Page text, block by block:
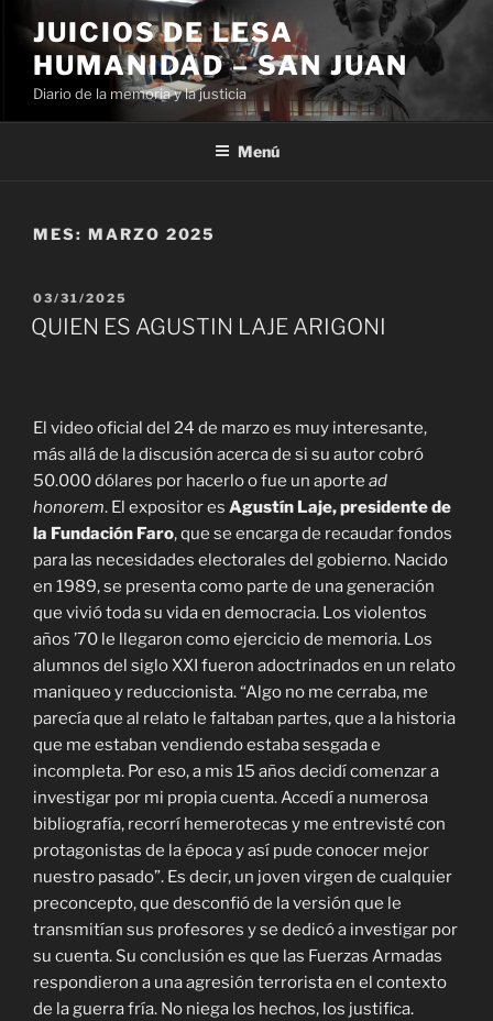
contenido
JUICIOS DE LESA
HUMANIDAD – SAN JUAN
Diario de la memoria y la justicia
Menú
MES: MARZO 2025
PUBLICADO
EL
03/31/2025
QUIEN ES AGUSTIN LAJE ARIGONI
El video oficial del 24 de marzo es muy interesante,
más allá de la discusión acerca de si su autor cobró
50.000 dólares por hacerlo o fue un aporte ad
honorem. El expositor es Agustín Laje, presidente de
la Fundación Faro, que se encarga de recaudar fondos
para las necesidades electorales del gobierno. Nacido
en 1989, se presenta como parte de una generación
que vivió toda su vida en democracia. Los violentos
años ’70 le llegaron como ejercicio de memoria. Los
alumnos del siglo XXI fueron adoctrinados en un relato
maniqueo y reduccionista. “Algo no me cerraba, me
parecía que al relato le faltaban partes, que a la historia
que me estaban vendiendo estaba sesgada e
incompleta. Por eso, a mis 15 años decidí comenzar a
investigar por mi propia cuenta. Accedí a numerosa
bibliografía, recorrí hemerotecas y me entrevisté con
protagonistas de la época y así pude conocer mejor
nuestro pasado”. Es decir, un joven virgen de cualquier
preconcepto, que desconfió de la versión que le
transmitían sus profesores y se dedicó a investigar por
su cuenta. Su conclusión es que las Fuerzas Armadas
respondieron a una agresión terrorista en el contexto
de la guerra fría. No niega los hechos, los justifica.